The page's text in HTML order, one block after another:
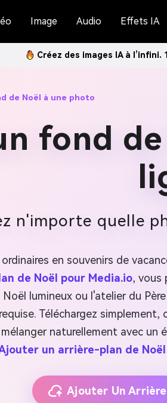
Image Audio Effets IA
Créez des images IA à l’infini.
de Noël à une photo
fond
n'importe quelle
en souvenirs de
de Noël pour Media.io, vous
lumineux ou l'atelier du
Téléchargez
mélanger naturellement avec un
un arrière-plan de
Ajouter Un